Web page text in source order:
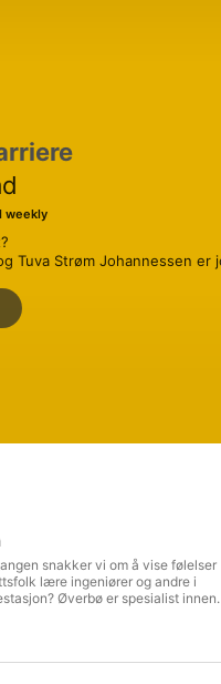
weekly
Tuva Strøm Johannessen er
i jobbhverdagen.
snakker vi om å vise følelser
lære ingeniører og andre i
Øverbø er spesialist innen
ledes av journalistene Kjersti